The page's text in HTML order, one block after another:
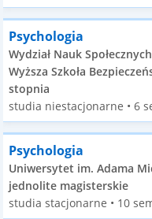
Psychologia
Wydział Nauk
Wyższa Szkoła
stopnia
studia niestacjonarne • 6
Psychologia
Uniwersytet im. Adama
jednolite magisterskie
studia stacjonarne • 10